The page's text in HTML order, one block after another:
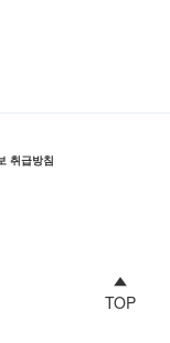
취급방침
TOP